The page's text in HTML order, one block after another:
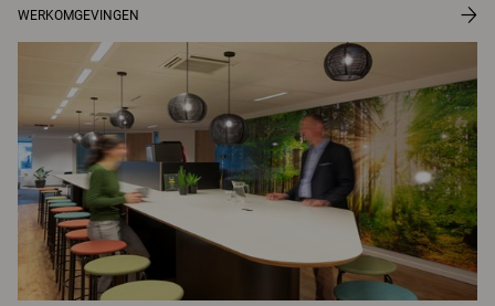
WERKOMGEVINGEN